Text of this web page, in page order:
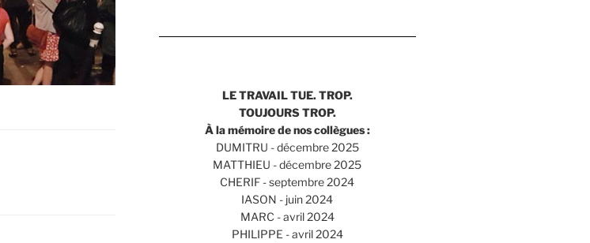
LE TRAVAIL TUE. TROP.
TOUJOURS TROP.
À la mémoire de nos collègues :
DUMITRU - décembre 2025
MATTHIEU - décembre 2025
CHERIF - septembre 2024
IASON - juin 2024
MARC - avril 2024
PHILIPPE - avril 2024